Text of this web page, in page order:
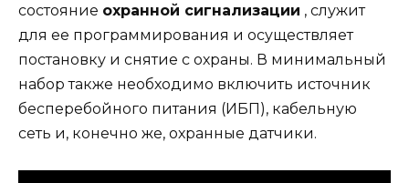
состояние охранной сигнализации , служит
для ее программирования и осуществляет
постановку и снятие с охраны. В минимальный
набор также необходимо включить источник
бесперебойного питания (ИБП), кабельную
сеть и, конечно же, охранные датчики.